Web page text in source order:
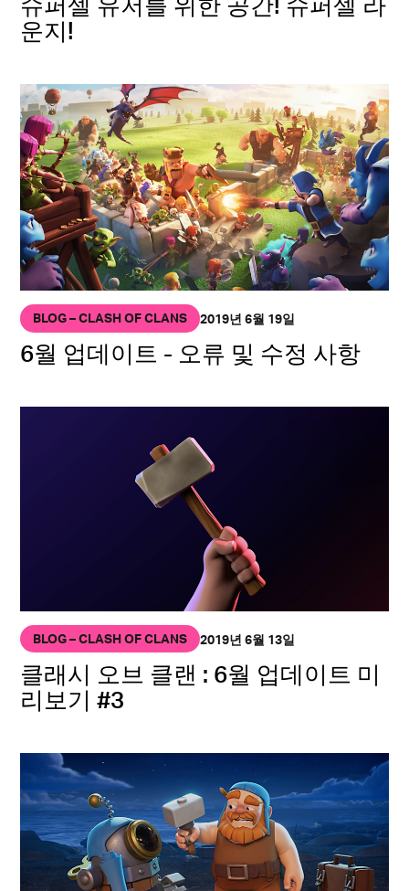
운지!
BLOG – CLASH OF CLANS 2019년 6월 19일
6월 업데이트 - 오류 및 수정 사항
BLOG – CLASH OF CLANS 2019년 6월 13일
클래시 오브 클랜 : 6월 업데이트 미
리보기 #3